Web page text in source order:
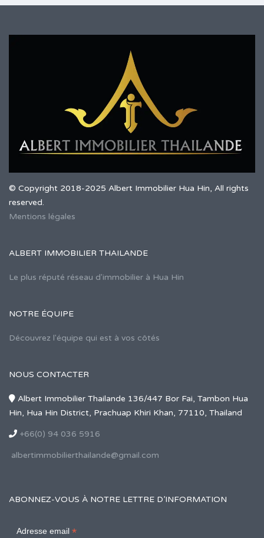
© Copyright 2018-2025 Albert Immobilier Hua Hin, All rights
reserved.
Mentions légales
ALBERT IMMOBILIER THAILANDE
Le plus réputé réseau d'immobilier à Hua Hin
NOTRE ÉQUIPE
Découvrez l'équipe qui est à vos côtés
NOUS CONTACTER
Albert Immobilier Thailande 136/447 Bor Fai, Tambon Hua
Hin, Hua Hin District, Prachuap Khiri Khan, 77110, Thailand
+66(0) 94 036 5916
albertimmobilierthailande@gmail.com
ABONNEZ-VOUS À NOTRE LETTRE D’INFORMATION
Adresse email *